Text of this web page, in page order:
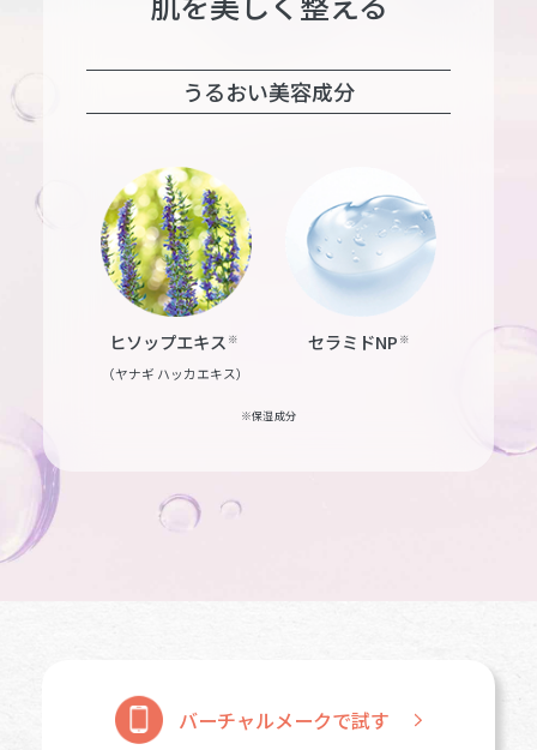
うるおい美容成分
ヒソップエキス ※
（ヤナギ ハッカエキス）
セラミドNP ※
※保湿成分
バーチャルメークで試す